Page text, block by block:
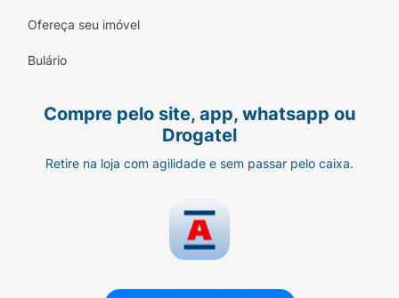
inteiro de proteção e limpeza premium para
você ou atende a família toda de uma só vez.
Ofereça seu imóvel
Bulário
Compre pelo site, app, whatsapp ou
Drogatel
Retire na loja com agilidade e sem passar pelo caixa.